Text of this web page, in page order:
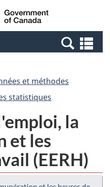
Passer
au
Passer
à
Canada
et
et méthodes
statistiques
la
et les
(EERH)